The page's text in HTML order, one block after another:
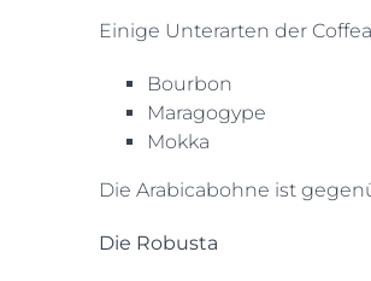
Einige Unterarten der
Bourbon
Maragogype
Mokka
Die Arabicabohne ist
Die Robusta